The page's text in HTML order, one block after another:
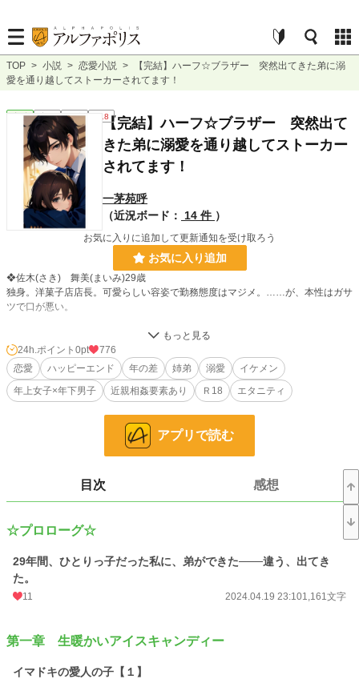
TOP > 小説 > 恋愛小説 >
【完結】ハーフ☆ブラザー 突然出てきた弟に溺
愛を通り越してストーカーされてます！
恋愛 完結 長編 R18【完結】ハーフ☆ブラザー 突然出て
きた弟に溺愛を通り越してストーカー
されてます！
一茅苑呼
（近況ボード：
14 件 ）
お気に入りに追加して更新通知を受け取ろう
お気に入り追加
❖佐木(さき) 舞美(まいみ)29歳
独身。洋菓子店店長。可愛らしい容姿で勤務態度はマジメ。……が、本性はガサ
ツで口が悪い。
❖進藤(しんどう) 大地(だいち)17歳
茶髪に片耳ピアスと一見チャラいイケメン高校生。料理が得意で気遣い上手……
なのは、彼の生い立ちのせい。
年の差ひと周り。
溺愛というより、ややストーカー気質な大地の執着愛で乗り越えていく──。
ちょっと(かなり！？)オトナなラブストーリーです。
────あらすじ────
「進藤大地っていいます。高校２年、17歳です」
あまりにも、人懐っこくて、さわやかで。
なのに、私には理解し難い《マイルール》をもっていて。
「あの人は、そういう女(ひと)、だったんだ……」
そして、告げられる悲しい過去……。
半分だけ血の繋がった弟は、私の心も身体も惑わせていく───。
24h.ポイント 0pt
776
恋愛
ハッピーエンド 年の差 姉弟 溺愛
イケメン
年上女子×年下男子
近親相姦要素あり Ｒ18 エタニティ
アプリで読む
目次 感想
☆プロローグ☆
29年間、ひとりっ子だった私に、弟ができた───違う、出てき
た。
11 2024.04.19 23:101,161文字
第一章 生暖かいアイスキャンディー
イマドキの愛人の子【１】